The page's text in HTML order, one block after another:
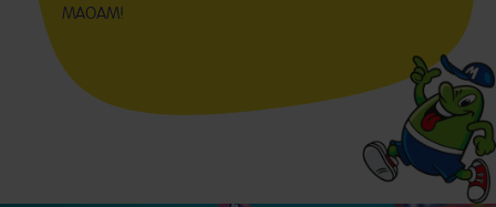
MAOAM!